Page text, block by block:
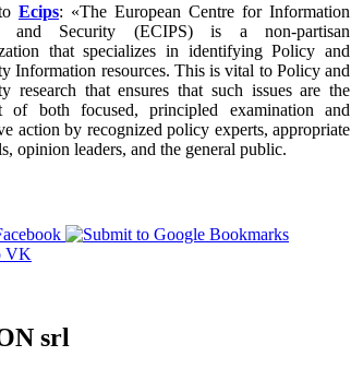
Ecips: «The European Centre for Information
and Security (ECIPS) is a non-partisan
that specializes in identifying Policy and
Information resources. This is vital to Policy and
research that ensures that such issues are the
of both focused, principled examination and
action by recognized policy experts, appropriate
opinion leaders, and the general public.
srl